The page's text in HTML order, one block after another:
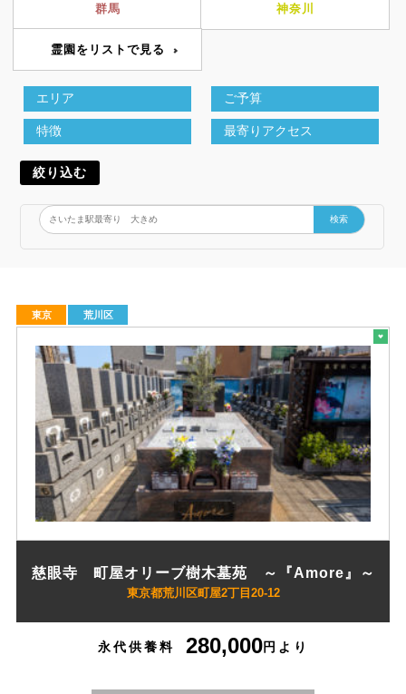
群馬 神奈川
霊園をリストで見る
絞り込む
検索
東京 荒川区
慈眼寺 町屋オリーブ樹木墓苑 ～『Amore』～
東京都荒川区町屋2丁目20-12
永代供養料 280,000円より